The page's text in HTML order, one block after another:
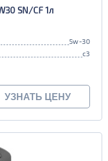
SN/CF 1л
5w-30
c3
УЗНАТЬ ЦЕНУ